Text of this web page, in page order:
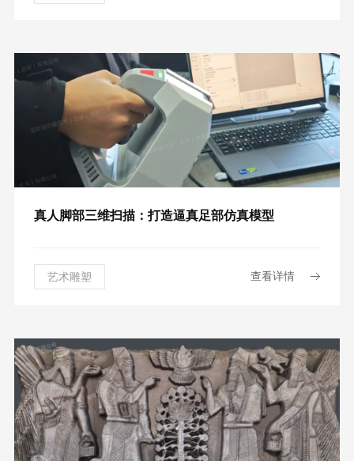
真人脚部三维扫描：打造逼真足部仿真模型
艺术雕塑 查看详情